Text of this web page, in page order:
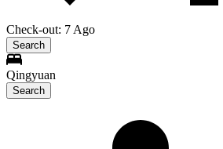
Check-out: 7 Ago
Search
Qingyuan
Search